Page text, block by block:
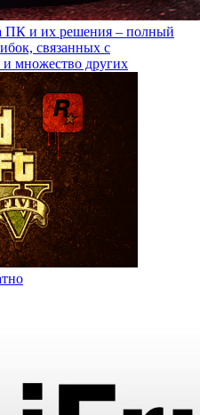
ПК и их решения – полный
связанных с
и множество других